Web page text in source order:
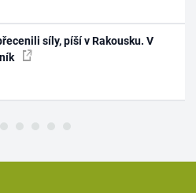
síly, píší v Rakousku. V